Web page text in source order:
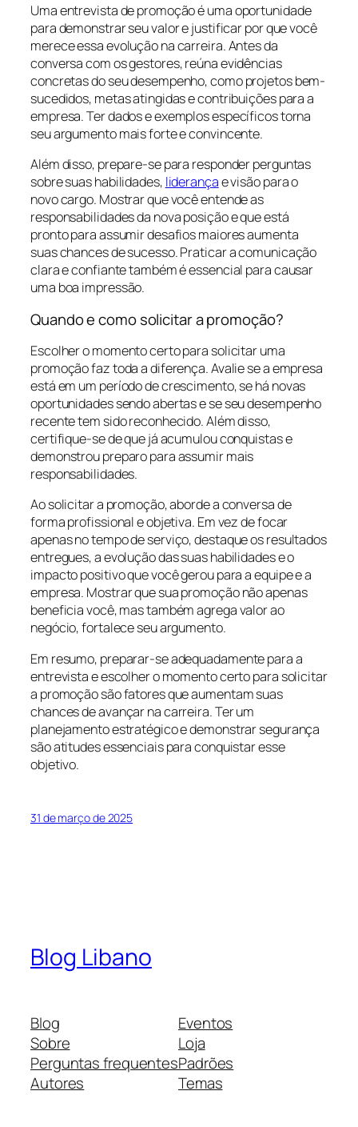
Uma entrevista de promoção é uma oportunidade
para demonstrar seu valor e justificar por que você
merece essa evolução na carreira. Antes da
conversa com os gestores, reúna evidências
concretas do seu desempenho, como projetos bem-
sucedidos, metas atingidas e contribuições para a
empresa. Ter dados e exemplos específicos torna
seu argumento mais forte e convincente.
Além disso, prepare-se para responder perguntas
sobre suas habilidades, liderançae visão para o
novo cargo. Mostrar que você entende as
responsabilidades da nova posição e que está
pronto para assumir desafios maiores aumenta
suas chances de sucesso. Praticar a comunicação
clara e confiante também é essencial para causar
uma boa impressão.
Quando e como solicitar a promoção?
Escolher o momento certo para solicitar uma
promoção faz toda a diferença. Avalie se a empresa
está em um período de crescimento, se há novas
oportunidades sendo abertas e se seu desempenho
recente tem sido reconhecido. Além disso,
certifique-se de que já acumulou conquistas e
demonstrou preparo para assumir mais
responsabilidades.
Ao solicitar a promoção, aborde a conversa de
forma profissional e objetiva. Em vez de focar
apenas no tempo de serviço, destaque os resultados
entregues, a evolução das suas habilidades e o
impacto positivo que você gerou para a equipe e a
empresa. Mostrar que sua promoção não apenas
beneficia você, mas também agrega valor ao
negócio, fortalece seu argumento.
Em resumo, preparar-se adequadamente para a
entrevista e escolher o momento certo para solicitar
a promoção são fatores que aumentam suas
chances de avançar na carreira. Ter um
planejamento estratégico e demonstrar segurança
são atitudes essenciais para conquistar esse
objetivo.
31 de março de 2025
Blog Libano
Blog
Sobre
Perguntas frequentes
Autores
Eventos
Loja
Padrões
Temas